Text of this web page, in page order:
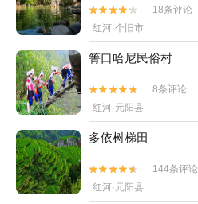


18条评论
红河·个旧市
箐口哈尼民俗村


8条评论
红河·元阳县
多依树梯田


144条评论
红河·元阳县